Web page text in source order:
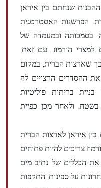
שנחתם בין איראן
הפרשנות האסטרטגית
בסמכותה ובמעמדה של
למצרי הורמוז. עם זאת,
שארצות הברית, במקום
ההסדרים הרצויים לה
בריתות פוליטיות
בשטח, ולאחר מכן כפיית
איראן לארצות הברית
צריכים להיות פתוחים
הכללים של נתיב מים
על ספינות, התקפות